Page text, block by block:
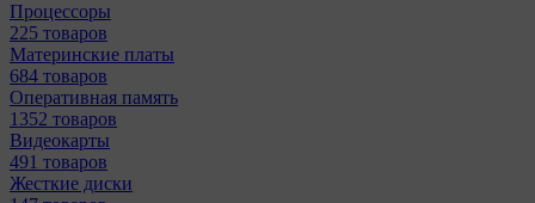
Процессоры
225 товаров
Материнcкие платы
684 товаров
Оперативная память
1352 товаров
Видеокарты
491 товаров
Жесткие диски